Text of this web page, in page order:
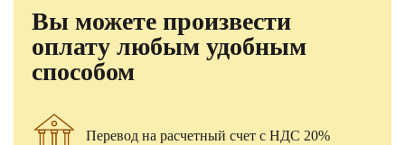
Вы можете произвести
оплату любым удобным
способом
Перевод на расчетный счет с НДС 20%